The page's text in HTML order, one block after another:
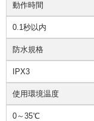
動作時間
0.1秒以内
防水規格
IPX3
使用環境温度
0～35℃